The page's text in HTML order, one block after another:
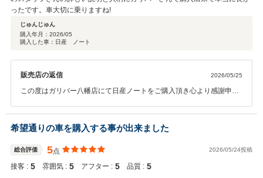
ったです。車大切に乗りますね!
じゅんじゅん
購入年月： 2026/05
購入した車：日産 ノート
販売店の返信 2026/05/25
この度はガリバー八幡店にて日産ノートをご購入頂き心より感謝申し
換のお手伝いを当店にお任せ頂きお力添えさせていただいたこと、大
変嬉しく思います。 ご納車後はおクルマのメンテナンス等でお困りの
際は当店へ気兼ねなくご相談ください。 今後とも末永いお付き合いを
何卒宜しくお願い申し上げます。
希望通りの車を購入する事が出来ました
総合評価 5点 2026/05/24投稿
接客 : 5 雰囲気 : 5 アフター : 5 品質 : 5